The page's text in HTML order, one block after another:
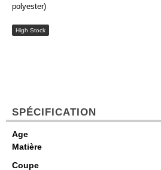
polyester)
High Stock
SPÉCIFICATION
Age
Matière
Coupe